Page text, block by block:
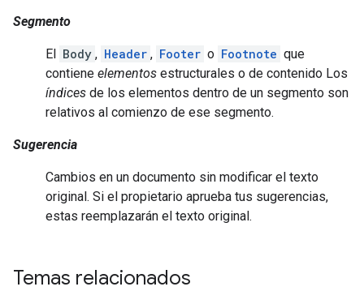
Segmento
El Body , Header , Footer o Footnote que
contiene elementos estructurales o de contenido Los
índices de los elementos dentro de un segmento son
relativos al comienzo de ese segmento.
Sugerencia
Cambios en un documento sin modificar el texto
original. Si el propietario aprueba tus sugerencias,
estas reemplazarán el texto original.
Temas relacionados